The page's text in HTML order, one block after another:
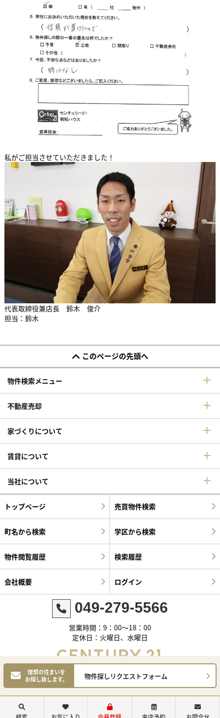
理想の住まいを
お探し致します。
物件探しリクエストフォーム
私がご担当させていただきました！
代表取締役兼店長 鈴木 俊介
担当：鈴木
このページの先頭へ
物件検索メニュー
不動産売却
家づくりについて
賃貸について
当社について
トップページ 売買物件検索
町名から検索 学区から検索
物件閲覧履歴 検索履歴
会社概要 ログイン
049-279-5566
営業時間：9：00～18：00
定休日：火曜日、水曜日
©センチュリー21明和ハウス